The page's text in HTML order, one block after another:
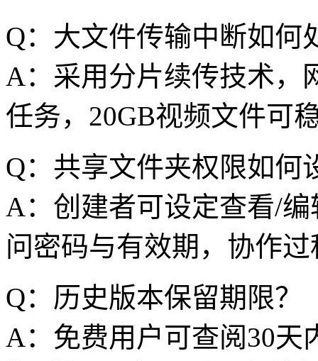
Q：大文件传输中断如何
A：采用分片续传技术，
任务，20GB视频文件可
Q：共享文件夹权限如何
A：创建者可设定查看/
问密码与有效期，协作
Q：历史版本保留期限？
A：免费用户可查阅30天